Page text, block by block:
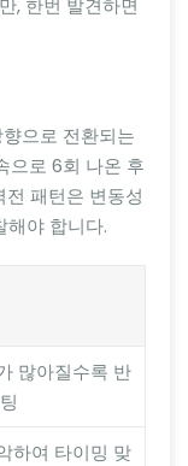
, 한번 발견하면
으로 전환되는
으로 6회 나온 후
패턴은 변동성
해야 합니다.
많아질수록 반
하여 타이밍 맞